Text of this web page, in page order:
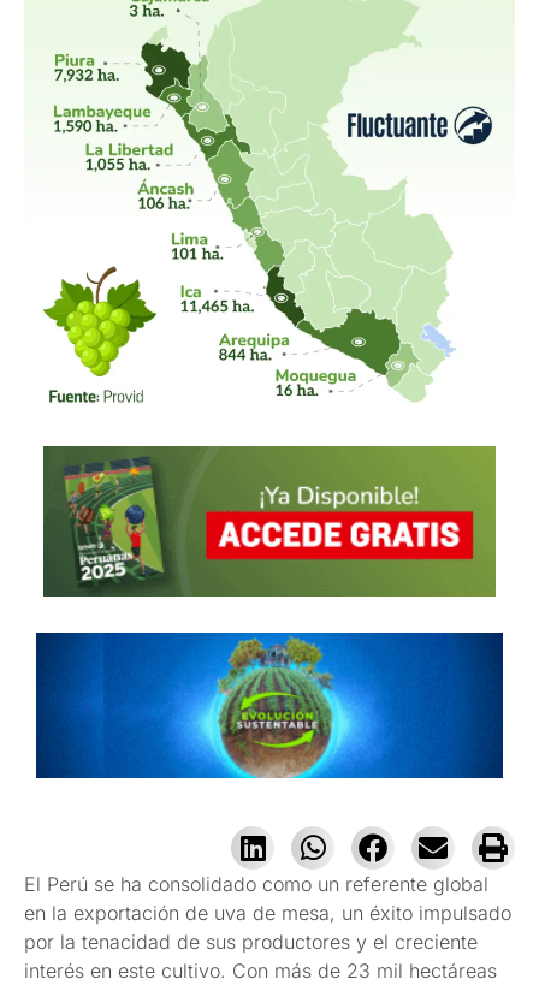
El Perú se ha consolidado como un referente global
en la exportación de uva de mesa, un éxito impulsado
por la tenacidad de sus productores y el creciente
interés en este cultivo. Con más de 23 mil hectáreas